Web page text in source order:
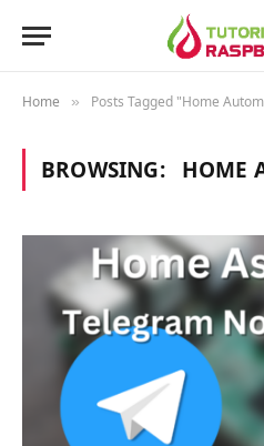
Home » Posts Tagged "Home
BROWSING: HOME